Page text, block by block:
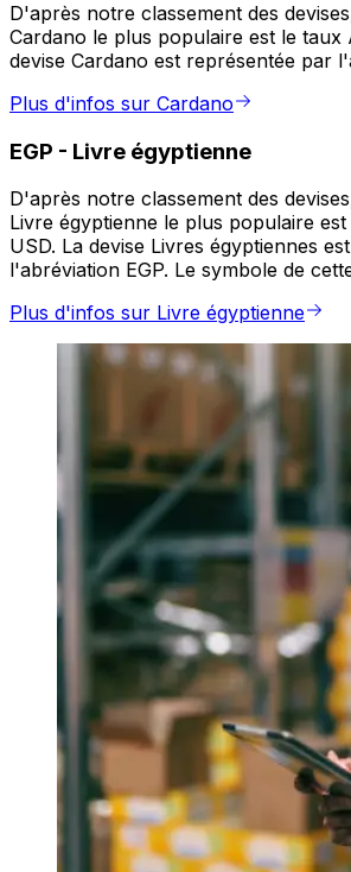
D'après notre classement des
Cardano le plus populaire est le taux
devise Cardano est représentée par
Plus d'infos sur Cardano
EGP - Livre égyptienne
D'après notre classement des
Livre égyptienne le plus populaire
USD. La devise Livres égyptiennes
l'abréviation EGP. Le symbole de
Plus d'infos sur Livre égyptienne